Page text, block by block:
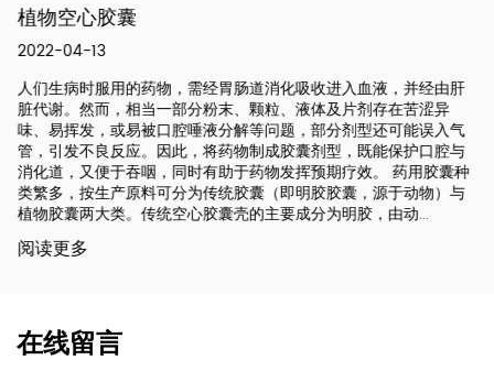
植物空心胶囊
2022-04-13
人们生病时服用的药物，需经胃肠道消化吸收进入血液，并经由肝
脏代谢。然而，相当一部分粉末、颗粒、液体及片剂存在苦涩异
味、易挥发，或易被口腔唾液分解等问题，部分剂型还可能误入气
管，引发不良反应。因此，将药物制成胶囊剂型，既能保护口腔与
消化道，又便于吞咽，同时有助于药物发挥预期疗效。 药用胶囊种
类繁多，按生产原料可分为传统胶囊（即明胶胶囊，源于动物）与
植物胶囊两大类。传统空心胶囊壳的主要成分为明胶，由动...
阅读更多
在线留言